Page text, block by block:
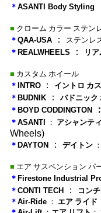
＊ ASANTI Body Styling
■ クローム カラー ステン
＊ QAA-USA ：
ステンレ
＊ REALWHEELS ： リ
■ カスタム ホイール
＊ INTRO ：
イントロ カ
＊ BUDNIK ： バドニック
＊ BOYD CODDINGTON
＊ ASANTI ： アシャンテ
Wheels)
＊ DAYTON： デイトン
■ エア サスペンション パ
＊ Firestone Industrial
＊ CONTI TECH：
コン
＊ Air-Ride： エア ライド